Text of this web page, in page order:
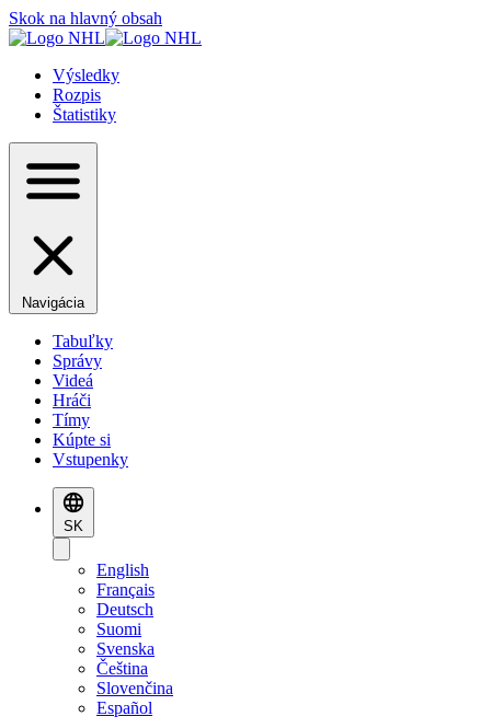
Skok na hlavný obsah
Výsledky
Rozpis
Štatistiky
Navigácia
Tabuľky
Správy
Videá
Hráči
Tímy
Kúpte si
Vstupenky
SK
English
Français
Deutsch
Suomi
Svenska
Čeština
Slovenčina
Español